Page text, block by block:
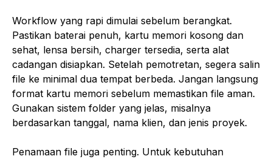
Workflow yang rapi dimulai sebelum berangkat.
Pastikan baterai penuh, kartu memori kosong dan
sehat, lensa bersih, charger tersedia, serta alat
cadangan disiapkan. Setelah pemotretan, segera salin
file ke minimal dua tempat berbeda. Jangan langsung
format kartu memori sebelum memastikan file aman.
Gunakan sistem folder yang jelas, misalnya
berdasarkan tanggal, nama klien, dan jenis proyek.
Penamaan file juga penting. Untuk kebutuhan